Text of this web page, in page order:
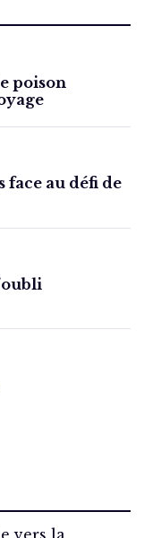
poison
face au défi de